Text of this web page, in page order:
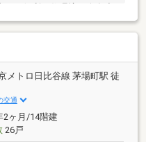
の登下校も安心できる距離
には、徒歩約2分の駅東公
階角部屋。南と東から二面
イニングは約17帖のゆとり
床暖房やディスポーザー
約受付中≫ 実際に物件を
でみてからのイメージな
内覧ご希望の方はご希望
ください^^
メトロ日比谷線 茅場町駅 徒
交通
2ヶ月/14階建
26戸